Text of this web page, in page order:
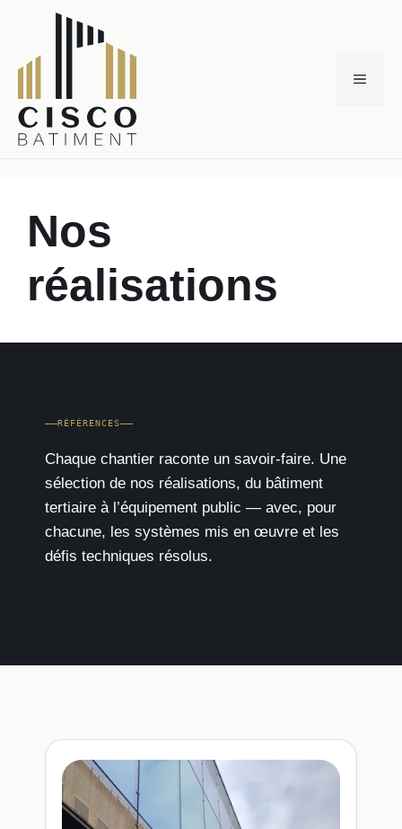
contenu
Menu
Nos
réalisations
RÉFÉRENCES
Chaque chantier raconte un savoir-faire. Une
sélection de nos réalisations, du bâtiment
tertiaire à l’équipement public — avec, pour
chacune, les systèmes mis en œuvre et les
défis techniques résolus.